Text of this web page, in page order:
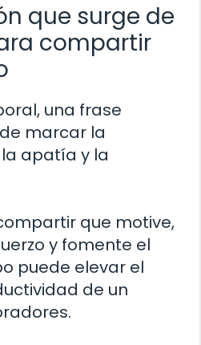
que surge de
compartir
una frase
marcar la
apatía y la
que motive,
y fomente el
puede elevar el
de un